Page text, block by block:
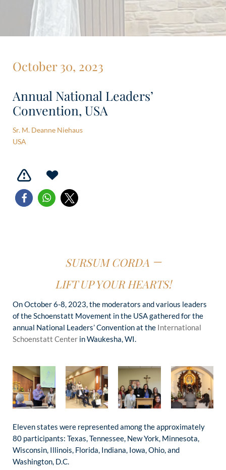
October 30, 2023
Annual National Leaders’
Convention, USA
Sr. M. Deanne Niehaus
USA
SURSUM CORDA –
LIFT UP YOUR HEARTS!
On October 6-8, 2023, the moderators and various leaders
of the Schoenstatt Movement in the USA gathered for the
annual National Leaders’ Convention at the International
Schoenstatt Center in Waukesha, WI.
Eleven states were represented among the approximately
80 participants: Texas, Tennessee, New York, Minnesota,
Wisconsin, Illinois, Florida, Indiana, Iowa, Ohio, and
Washington, D.C.